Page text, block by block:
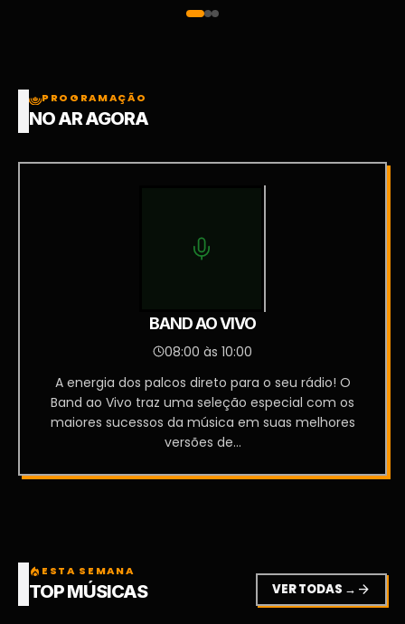
PROGRAMAÇÃO
NO AR AGORA
BAND AO VIVO
08:00 às 10:00
A energia dos palcos direto para o seu rádio! O
Band ao Vivo traz uma seleção especial com os
maiores sucessos da música em suas melhores
versões de...
local_fire_department ESTA SEMANA
TOP MÚSICAS VER TODAS → arrow_forward